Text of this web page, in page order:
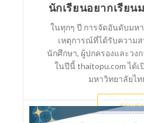
นักเรียนอยากเรียน
ในทุกๆ ปี การจัดอันดับมห
เหตุการณ์ที่ได้รับความ
นักศึกษา, ผู้ปกครองและวง
ในปีนี้ thaitopu.com ได้
มหาวิทยาลัยไท
อ่านต่อ